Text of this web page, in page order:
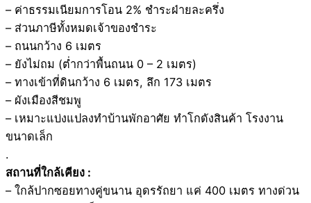
– ค่าธรรมเนียมการโอน 2% ชำระฝ่ายละครึ่ง
– ส่วนภาษีทั้งหมดเจ้าของชำระ
– ถนนกว้าง 6 เมตร
– ยังไม่ถม (ต่ำกว่าพื้นถนน 0 – 2 เมตร)
– ทางเข้าที่ดินกว้าง 6 เมตร, ลึก 173 เมตร
– ผังเมืองสีชมพู
– เหมาะแบ่งแปลงทำบ้านพักอาศัย ทำโกดังสินค้า โรงงาน
ขนาดเล็ก
.
สถานที่ใกล้เคียง :
– ใกล้ปากซอยทางคู่ขนาน อุดรรัถยา แค่ 400 เมตร ทางด่วน